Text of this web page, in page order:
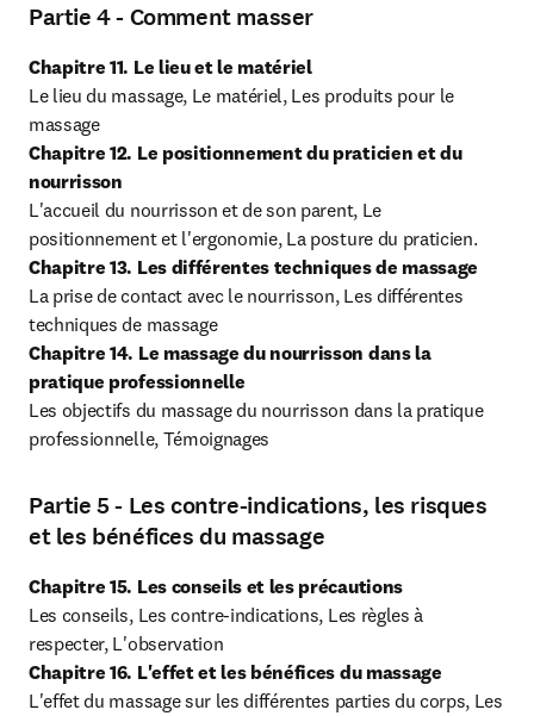
Partie 4 - Comment masser
Chapitre 11. Le lieu et le matériel
Le lieu du massage, Le matériel, Les produits pour le
massage
Chapitre 12. Le positionnement du praticien et du
nourrisson
L'accueil du nourrisson et de son parent, Le
Chapitre 13. Les différentes techniques de massage
La prise de contact avec le nourrisson, Les différentes
techniques de massage
Chapitre 14. Le massage du nourrisson dans la
pratique professionnelle
Les objectifs du massage du nourrisson dans la pratique
professionnelle, Témoignages
Partie 5 - Les contre-indications, les risques
et les bénéfices du massage
Chapitre 15. Les conseils et les précautions
Les conseils, Les contre-indications, Les règles à
Chapitre 16. L'effet et les bénéfices du massage
L'effet du massage sur les différentes parties du corps, Les